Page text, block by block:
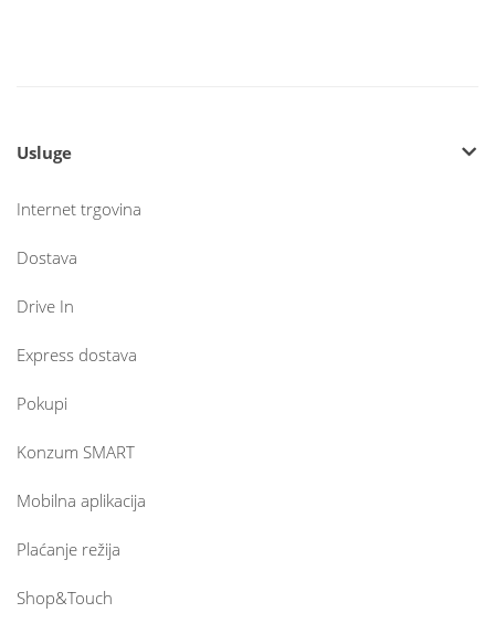
Usluge
Internet trgovina
Dostava
Drive In
Express dostava
Pokupi
Konzum SMART
Mobilna aplikacija
Plaćanje režija
Shop&Touch